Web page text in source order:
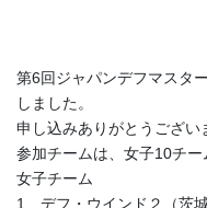
第6回ジャパンデフマスタ
しました。
申し込みありがとうござい
参加チームは、女子10チー
女子チーム
1、デフ・ウインド２（茨城